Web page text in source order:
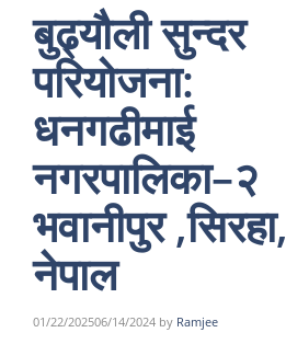
बुढ्यौली सुन्दर
परियोजना:
धनगढीमाई
नगरपालिका–२
भवानीपुर ,सिरहा,
नेपाल
01/22/202506/14/2024 by Ramjee